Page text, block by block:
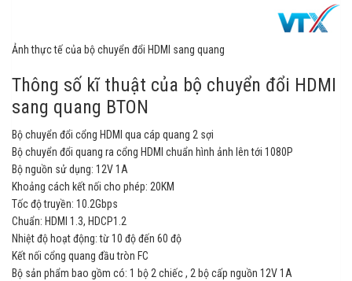
Ảnh thực tế của bộ chuyển đổi HDMI sang quang
Thông số kĩ thuật của bộ chuyển đổi HDMI
sang quang BTON
Bộ chuyển đổi cổng HDMI qua cáp quang 2 sợi
Bộ chuyển đổi quang ra cổng HDMI chuẩn hình ảnh lên tới 1080P
Bộ nguồn sử dụng: 12V 1A
Khoảng cách kết nối cho phép: 20KM
Tốc độ truyền: 10.2Gbps
Chuẩn: HDMI 1.3, HDCP1.2
Nhiệt độ hoạt động: từ 10 độ đến 60 độ
Kết nối cổng quang đầu tròn FC
Bộ sản phẩm bao gồm có: 1 bộ 2 chiếc , 2 bộ cấp nguồn 12V 1A